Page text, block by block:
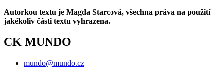
Autorkou textu je Magda Starcová, všechna práva na použití
jakékoliv části textu vyhrazena.
CK MUNDO
mundo@mundo.cz